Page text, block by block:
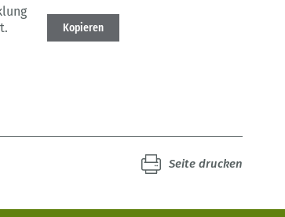
Kopieren
Seite drucken